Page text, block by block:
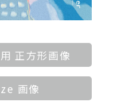
正方形画像
画像